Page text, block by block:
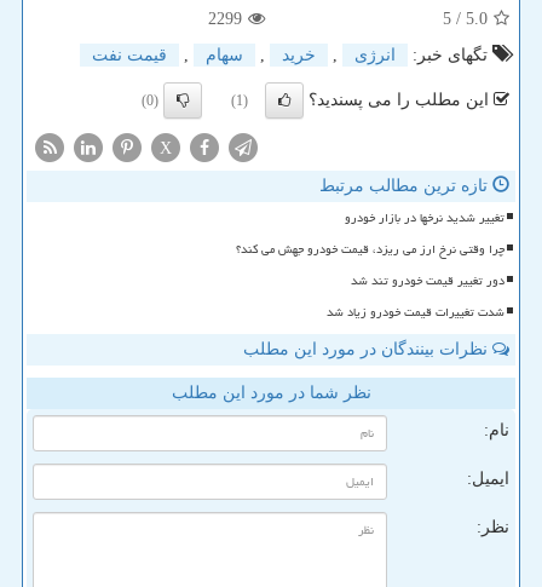
5.0
/ 5
2299
تگهای خبر:
انرژی , خرید , سهام , قیمت نفت
این مطلب را می پسندید؟ (1)
(0)
X
تازه ترین مطالب مرتبط
تغییر شدید نرخها در بازار خودرو
چرا وقتی نرخ ارز می ریزد، قیمت خودرو جهش می کند؟
دور تغییر قیمت خودرو تند شد
شدت تغییرات قیمت خودرو زیاد شد
نظرات بینندگان در مورد این مطلب
نظر شما در مورد این مطلب
نام:
ایمیل:
نظر: